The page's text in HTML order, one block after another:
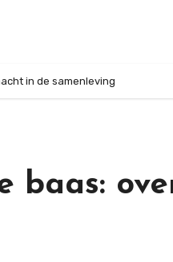
in de samenleving
baas: